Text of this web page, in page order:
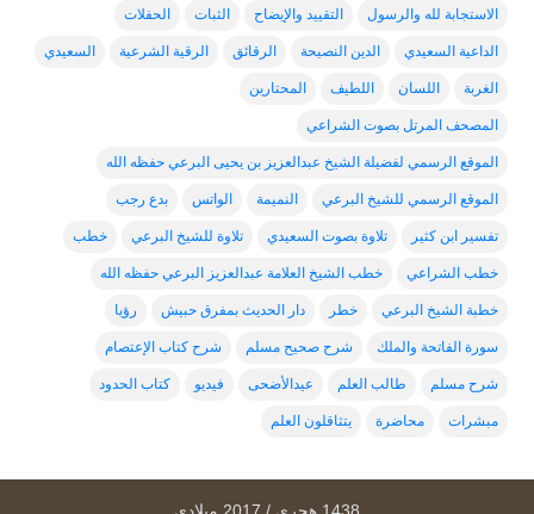
الاستجابة لله والرسول التقييد والإيضاح الثبات الحفلات
الداعية السعيدي الدين النصيحة الرقائق الرقية الشرعية السعيدي
الغربة اللسان اللطيف المحتارين
المصحف المرتل بصوت الشراعي
الموقع الرسمي لفضيلة الشيخ عبدالعزيز بن يحيى البرعي حفظه الله
الموقع الرسمي للشيخ البرعي النميمة الواتس بدع رجب
تفسير ابن كثير تلاوة بصوت السعيدي تلاوة للشيخ البرعي خطب
خطب الشراعي خطب الشيخ العلامة عبدالعزيز البرعي حفظه الله
خطبة الشيخ البرعي خطر دار الحديث بمفرق حبيش رؤيا
سورة الفاتحة والملك شرح صحيح مسلم شرح كتاب الإعتصام
شرح مسلم طالب العلم عيدالأضحى فيديو كتاب الحدود
مبشرات محاضرة يتثاقلون العلم